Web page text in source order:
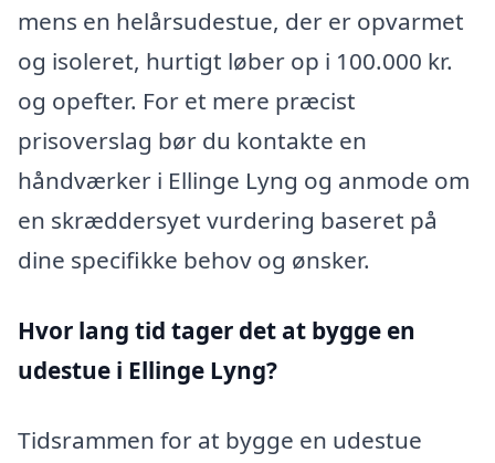
mens en helårsudestue, der er opvarmet
og isoleret, hurtigt løber op i 100.000 kr.
og opefter. For et mere præcist
prisoverslag bør du kontakte en
håndværker i Ellinge Lyng og anmode om
en skræddersyet vurdering baseret på
dine specifikke behov og ønsker.
Hvor lang tid tager det at bygge en
udestue i Ellinge Lyng?
Tidsrammen for at bygge en udestue